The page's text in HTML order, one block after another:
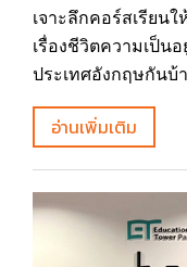
เจาะลึกคอร์สเรียน
เรื่องชีวิตความเป็น
ประเทศอังกฤษกันบ้
อ่านเพิ่มเติม